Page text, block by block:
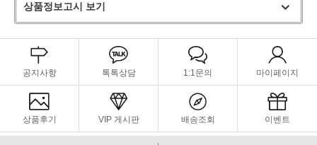
상품정보고시 보기
공지사항 톡톡상담 1:1문의 마이페이지
상품후기 VIP 게시판 배송조회 이벤트